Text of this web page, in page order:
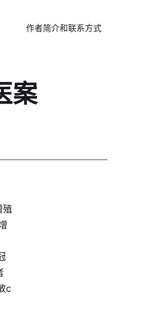
作者简介和联系方式
案
殖
c